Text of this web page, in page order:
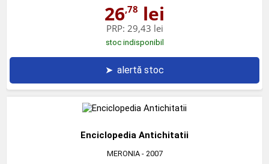
26,78 lei
PRP: 29,43 lei
stoc indisponibil
➤ alertă stoc
Enciclopedia Antichitatii
MERONIA- 2007